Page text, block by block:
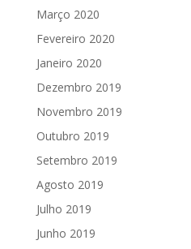
Março 2020
Fevereiro 2020
Janeiro 2020
Dezembro 2019
Novembro 2019
Outubro 2019
Setembro 2019
Agosto 2019
Julho 2019
Junho 2019